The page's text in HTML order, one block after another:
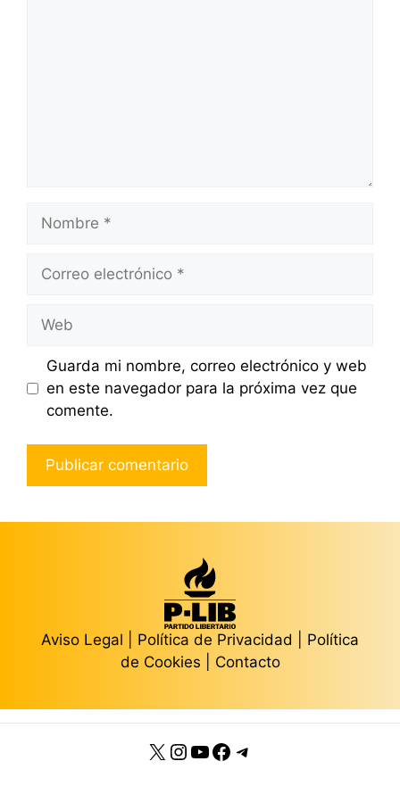
electrónico
Guarda mi nombre, correo electrónico y web
en este navegador para la próxima vez que
comente.
Aviso Legal Política de Privacidad
Política
de Cookies
Contacto